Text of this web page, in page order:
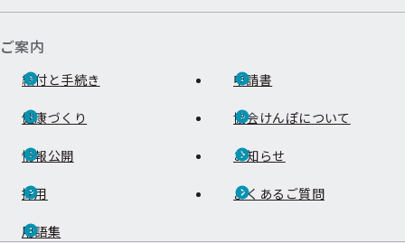
ご案内
給付と手続き 申請書
健康づくり 協会けんぽについて
情報公開 お知らせ
採用 よくあるご質問
用語集